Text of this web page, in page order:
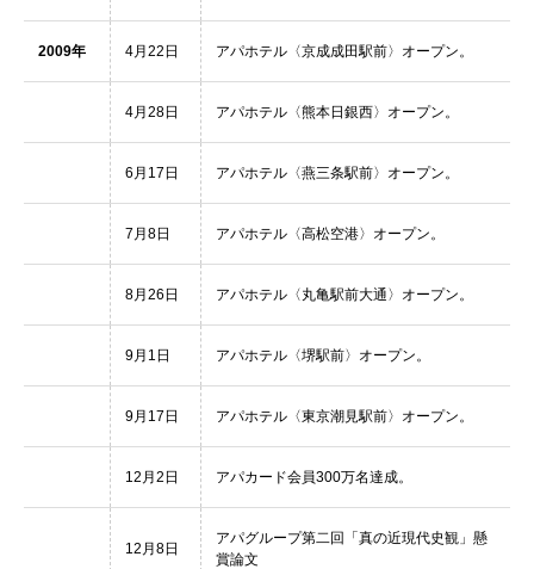
2009年 4月22日 アパホテル〈京成成田駅前〉オープン。
4月28日 アパホテル〈熊本日銀西〉オープン。
6月17日 アパホテル〈燕三条駅前〉オープン。
7月8日 アパホテル〈高松空港〉オープン。
8月26日 アパホテル〈丸亀駅前大通〉オープン。
9月1日 アパホテル〈堺駅前〉オープン。
9月17日 アパホテル〈東京潮見駅前〉オープン。
12月2日 アパカード会員300万名達成。
12月8日
アパグループ第二回「真の近現代史観」懸
賞論文